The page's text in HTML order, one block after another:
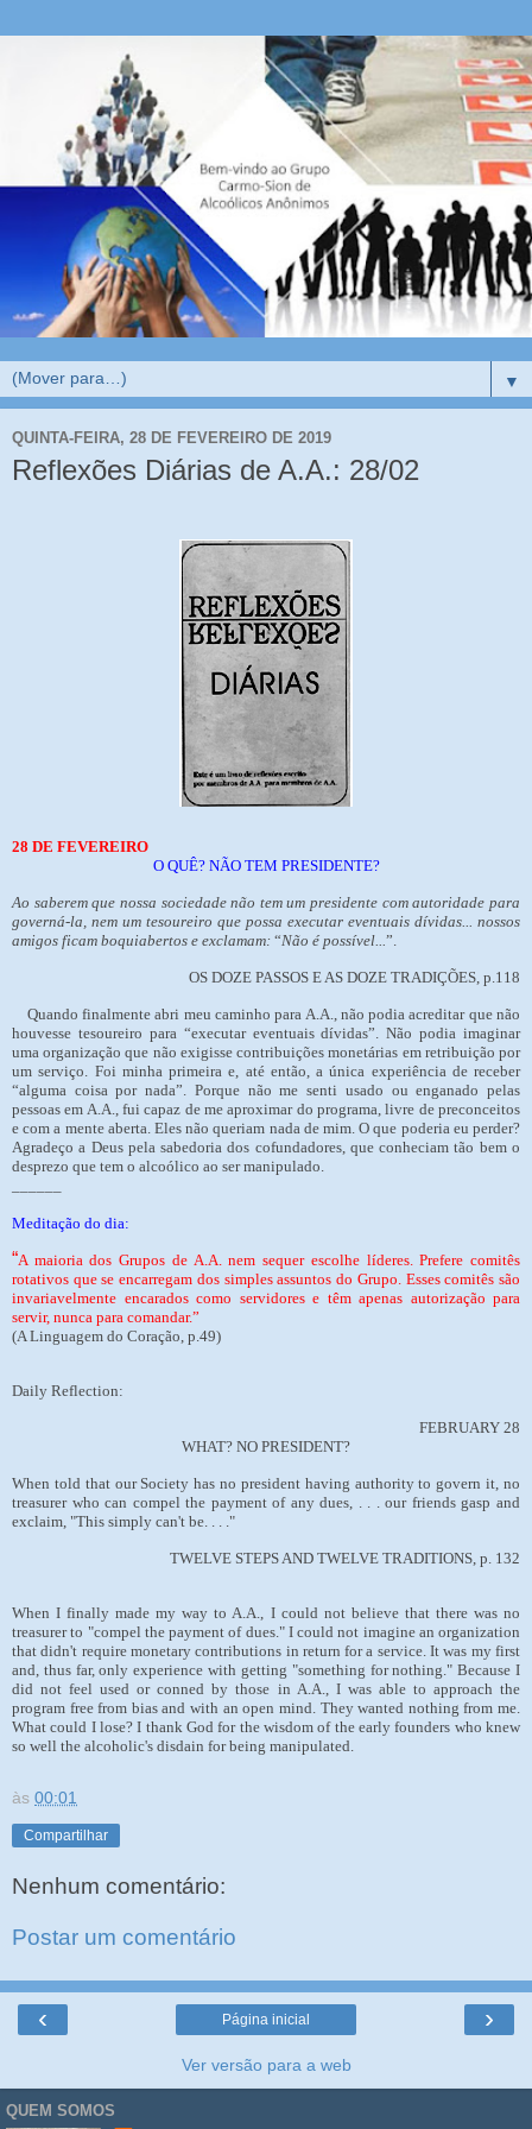
▼
QUINTA-FEIRA, 28 DE FEVEREIRO DE 2019
Reflexões Diárias de A.A.: 28/02
28 DE FEVEREIRO
O QUÊ? NÃO TEM PRESIDENTE?
Ao saberem que nossa sociedade não tem um presidente com autoridade para
governá-la, nem um tesoureiro que possa executar eventuais dívidas... nossos
amigos ficam boquiabertos e exclamam: “Não é possível... ”.
OS DOZE PASSOS E AS DOZE TRADIÇÕES, p.118
Quando finalmente abri meu caminho para A.A., não podia acreditar que não
houvesse tesoureiro para “executar eventuais dívidas”. Não podia imaginar
uma organização que não exigisse contribuições monetárias em retribuição por
um serviço. Foi minha primeira e, até então, a única experiência de receber
“alguma coisa por nada”. Porque não me senti usado ou enganado pelas
pessoas em A.A., fui capaz de me aproximar do programa, livre de preconceitos
e com a mente aberta. Eles não queriam nada de mim. O que poderia eu perder?
Agradeço a Deus pela sabedoria dos cofundadores, que conheciam tão bem o
desprezo que tem o alcoólico ao ser manipulado.
Meditação do dia:
“A maioria dos Grupos de A.A. nem sequer escolhe líderes. Prefere comitês
rotativos que se encarregam dos simples assuntos do Grupo. Esses comitês são
invariavelmente encarados como servidores e têm apenas autorização para
servir, nunca para comandar.”
(A Linguagem do Coração, p.49)
Daily Reflection:
FEBRUARY 28
WHAT? NO PRESIDENT?
When told that our Society has no president having authority to govern it, no
treasurer who can compel the payment of any dues, . . . our friends gasp and
exclaim, "This simply can't be. . . ."
TWELVE STEPS AND TWELVE TRADITIONS, p. 132
When I finally made my way to A.A., I could not believe that there was no
treasurer to "compel the payment of dues." I could not imagine an organization
that didn't require monetary contributions in return for a service. It was my first
and, thus far, only experience with getting "something for nothing." Because I
did not feel used or conned by those in A.A., I was able to approach the
program free from bias and with an open mind. They wanted nothing from me.
What could I lose? I thank God for the wisdom of the early founders who knew
so well the alcoholic's disdain for being manipulated.
às 00:01
Compartilhar
Nenhum comentário:
Postar um comentário
‹ ›
Página inicial
Ver versão para a web
QUEM SOMOS